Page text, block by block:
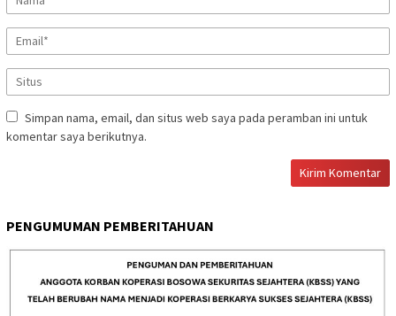
Simpan nama, email, dan situs web saya pada peramban ini untuk
komentar saya berikutnya.
PENGUMUMAN PEMBERITAHUAN